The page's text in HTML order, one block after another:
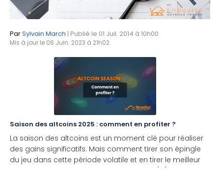
ParSylvain March | Publié le 01 Juil. 2014 à 10h00
Mis à jour le 06 Juin. 2023 à 21h02
Saison des altcoins 2025 : comment en profiter ?
La saison des altcoins est un moment clé pour réaliser
des gains significatifs. Mais comment tirer son épingle
du jeu dans cette période volatile et en tirer le meilleur
parti ? Découvrez les meilleures solutions [...]